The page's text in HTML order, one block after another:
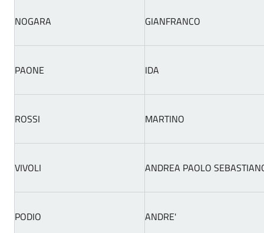
NOGARA GIANFRANCO
PAONE IDA
ROSSI MARTINO
VIVOLI ANDREA PAOLO
PODIO ANDRE'